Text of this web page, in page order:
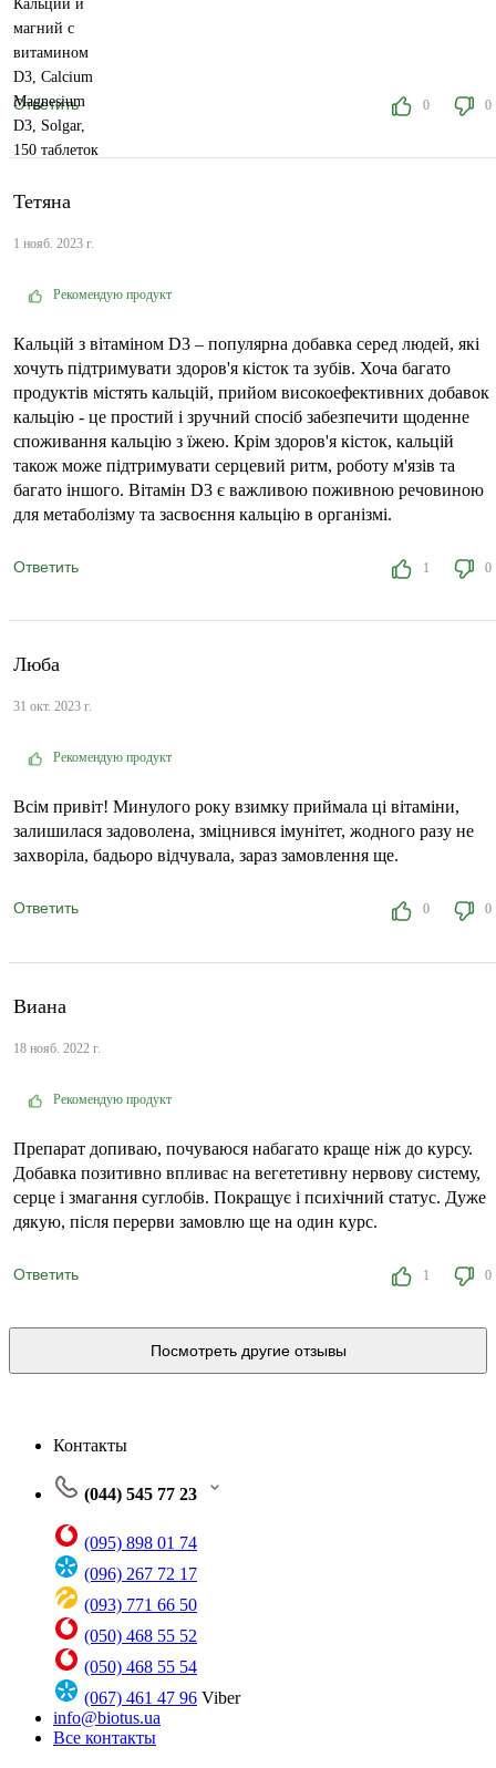
Ответить 0 0
Тетяна
1 нояб. 2023 г.
Рекомендую продукт
Кальцій з вітаміном D3 – популярна добавка серед людей, які
хочуть підтримувати здоров'я кісток та зубів. Хоча багато
продуктів містять кальцій, прийом високоефективних добавок
кальцію - це простий і зручний спосіб забезпечити щоденне
споживання кальцію з їжею. Крім здоров'я кісток, кальцій
також може підтримувати серцевий ритм, роботу м'язів та
багато іншого. Вітамін D3 є важливою поживною речовиною
для метаболізму та засвоєння кальцію в організмі.
Ответить 1 0
Люба
31 окт. 2023 г.
Рекомендую продукт
Всім привіт! Минулого року взимку приймала ці вітаміни,
залишилася задоволена, зміцнився імунітет, жодного разу не
захворіла, бадьоро відчувала, зараз замовлення ще.
Ответить 0 0
Виана
18 нояб. 2022 г.
Рекомендую продукт
Препарат допиваю, почуваюся набагато краще ніж до курсу.
Добавка позитивно впливає на вегететивну нервову систему,
серце і змагання суглобів. Покращує і психічний статус. Дуже
дякую, після перерви замовлю ще на один курс.
Ответить 1 0
Посмотреть другие отзывы
Контакты
(044) 545 77 23
(095) 898 01 74
(096) 267 72 17
(093) 771 66 50
(050) 468 55 52
(050) 468 55 54
(067) 461 47 96 Viber
info@biotus.ua
Все контакты